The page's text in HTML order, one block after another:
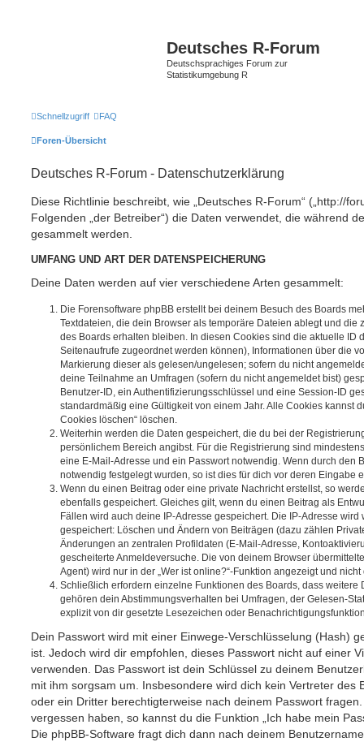
Deutsches R-Forum
Deutschsprachiges Forum zur
Statistikumgebung R
Schnellzugriff FAQ
Foren-Übersicht
Deutsches R-Forum - Datenschutzerklärung
Diese Richtlinie beschreibt, wie „Deutsches R-Forum“ („http://
Folgenden „der Betreiber“) die Daten verwendet, die während
gesammelt werden.
UMFANG UND ART DER DATENSPEICHERUNG
Deine Daten werden auf vier verschiedene Arten gesammelt:
Die Forensoftware phpBB erstellt bei deinem Besuch des Boards
Textdateien, die dein Browser als temporäre Dateien ablegt und die
des Boards erhalten bleiben. In diesen Cookies sind die aktuelle ID
Seitenaufrufe zugeordnet werden können), Informationen über die
Markierung dieser als gelesen/ungelesen; sofern du nicht
deine Teilnahme an Umfragen (sofern du nicht angemeldet bist)
Benutzer-ID, ein Authentifizierungsschlüssel und eine Session-ID
standardmäßig eine Gültigkeit von einem Jahr. Alle Cookies kannst
Cookies löschen“ löschen.
Weiterhin werden die Daten gespeichert, die du bei der
persönlichem Bereich angibst. Für die Registrierung sind
eine E-Mail-Adresse und ein Passwort notwendig. Wenn durch den
notwendig festgelegt wurden, so ist dies für dich vor deren Eingabe
Wenn du einen Beitrag oder eine private Nachricht erstellst, so
ebenfalls gespeichert. Gleiches gilt, wenn du einen Beitrag als
Fällen wird auch deine IP-Adresse gespeichert. Die IP-Adresse
gespeichert: Löschen und Ändern von Beiträgen (dazu zählen
Änderungen an zentralen Profildaten (E-Mail-Adresse,
gescheiterte Anmeldeversuche. Die von deinem Browser
Agent) wird nur in der „Wer ist online?“-Funktion angezeigt und
Schließlich erfordern einzelne Funktionen des Boards, dass weitere
gehören dein Abstimmungsverhalten bei Umfragen, der Gelesen-
explizit von dir gesetzte Lesezeichen oder
Dein Passwort wird mit einer Einwege-Verschlüsselung (Hash)
ist. Jedoch wird dir empfohlen, dieses Passwort nicht auf einer
verwenden. Das Passwort ist dein Schlüssel zu deinem
mit ihm sorgsam um. Insbesondere wird dich kein Vertreter des
oder ein Dritter berechtigterweise nach deinem Passwort
vergessen haben, so kannst du die Funktion „Ich habe mein
Die phpBB-Software fragt dich dann nach deinem